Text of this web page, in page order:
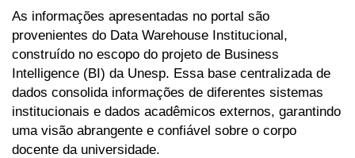
As informações apresentadas no portal são
provenientes do Data Warehouse Institucional,
construído no escopo do projeto de Business
Intelligence (BI) da Unesp. Essa base centralizada de
dados consolida informações de diferentes sistemas
institucionais e dados acadêmicos externos, garantindo
uma visão abrangente e confiável sobre o corpo
docente da universidade.